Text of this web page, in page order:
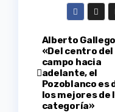
de
Alberto
«Del centro del
campo hacia
adelante, el
Pozoblanco es
los mejores de
categoría»